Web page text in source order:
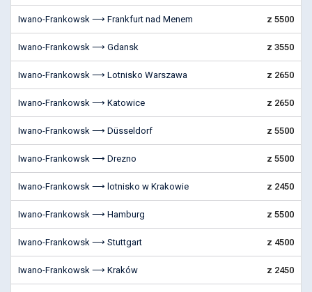
Iwano-Frankowsk ⟶ Frankfurt nad Menem z 5500
Iwano-Frankowsk ⟶ Gdansk z 3550
Iwano-Frankowsk ⟶ Lotnisko Warszawa z 2650
Iwano-Frankowsk ⟶ Katowice z 2650
Iwano-Frankowsk ⟶ Düsseldorf z 5500
Iwano-Frankowsk ⟶ Drezno z 5500
Iwano-Frankowsk ⟶ lotnisko w Krakowie z 2450
Iwano-Frankowsk ⟶ Hamburg z 5500
Iwano-Frankowsk ⟶ Stuttgart z 4500
Iwano-Frankowsk ⟶ Kraków z 2450